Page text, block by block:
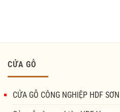
CỬA GỖ
CỬA GỖ CÔNG NGHIỆP HDF SƠN